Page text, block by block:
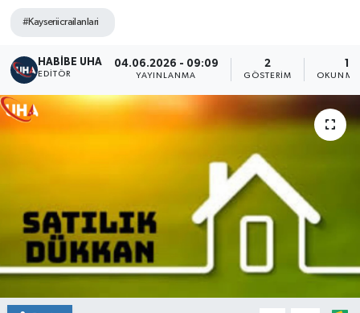
#Kayseriicrailanlari
HABİBE UHA
EDITÖR
04.06.2026 - 09:09
YAYINLANMA
2
GÖSTERIM OKUNMA
Haber Arşivi